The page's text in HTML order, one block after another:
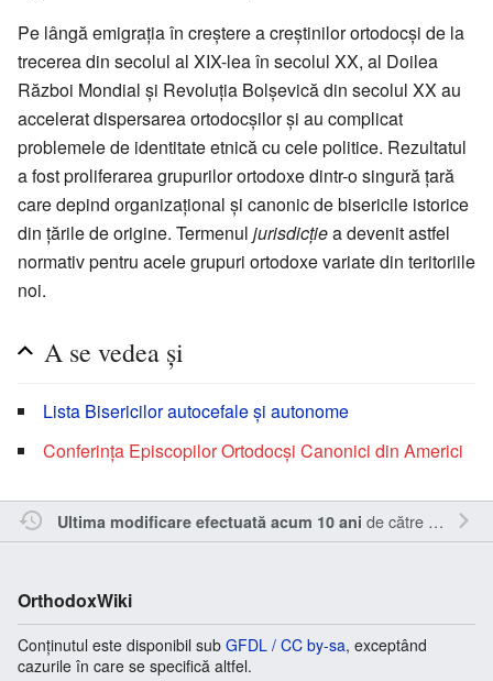
Pe lângă emigrația în creștere a creștinilor ortodocși de la
trecerea din secolul al XIX-lea în secolul XX, al Doilea
Război Mondial și Revoluția Bolșevică din secolul XX au
accelerat dispersarea ortodocșilor și au complicat
problemele de identitate etnică cu cele politice. Rezultatul
a fost proliferarea grupurilor ortodoxe dintr-o singură țară
care depind organizațional și canonic de bisericile istorice
din țările de origine. Termenul jurisdicțiea devenit astfel
normativ pentru acele grupuri ortodoxe variate din teritoriile
noi.
A se vedea și
Lista Bisericilor autocefale și autonome
Conferința Episcopilor Ortodocși Canonici din Americi
Ultima modificare efectuată acum 10 ani de către Oql
OrthodoxWiki
Conținutul este disponibil sub GFDL / CC by-sa, exceptând
cazurile în care se specifică altfel.